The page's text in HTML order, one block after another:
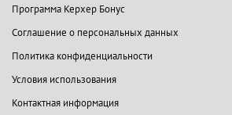
Программа Керхер Бонус
Соглашение о персональных данных
Политика конфиденциальности
Условия использования
Контактная информация